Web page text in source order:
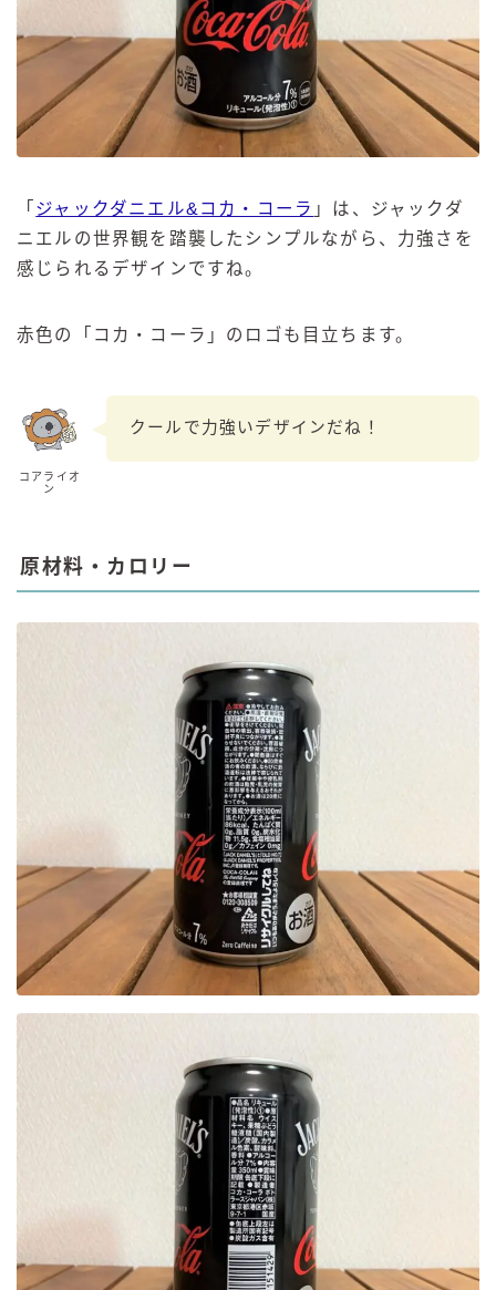
「 ジャックダニエル&コカ・コーラ 」は、ジャックダ
ニエルの世界観を踏襲したシンプルながら、力強さを
感じられるデザインですね。
赤色の「コカ・コーラ」のロゴも目立ちます。
コアライオ
ン
クールで力強いデザインだね！
原材料・カロリー